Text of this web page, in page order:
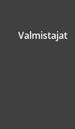
Valmistajat